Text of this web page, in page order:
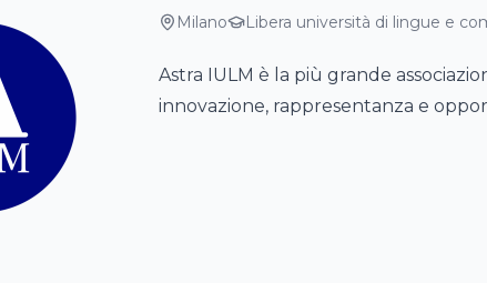
Milano Libera università di lingue e
Astra IULM è la più grande
innovazione, rappresentanza e